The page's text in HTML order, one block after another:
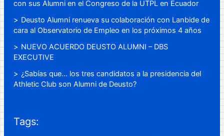
con sus Alumni en el Congreso de la UTPL en Ecuador
Deusto Alumni renueva su colaboración con Lanbide de
cara al Observatorio de Empleo en los próximos 4 años
NUEVO ACUERDO DEUSTO ALUMNI – DBS
EXECUTIVE
¿Sabías que… los tres candidatos a la presidencia del
Athletic Club son Alumni de Deusto?
Tags: